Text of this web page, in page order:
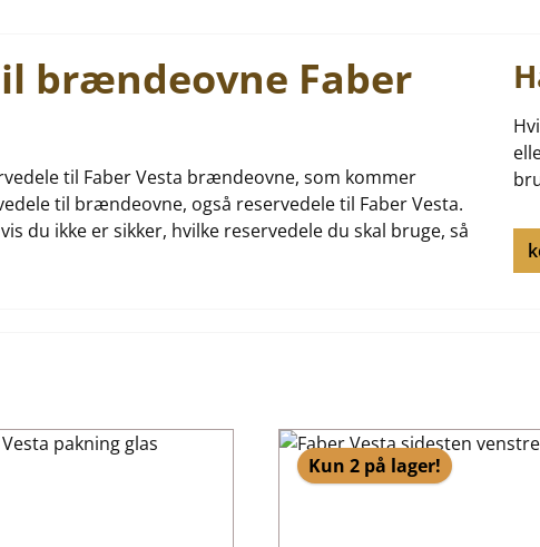
brændeovne Faber
til Faber Vesta brændeovne, som kommer
til brændeovne, også reservedele til Faber Vesta.
du ikke er sikker, hvilke reservedele du skal bruge, så
Kun 2 på lager!